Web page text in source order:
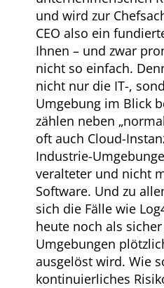
und wird zur
CEO also ein
Ihnen – und zwar
nicht so einfach.
nicht nur die IT-,
Umgebung im Blick
zählen neben
oft auch Cloud-
Industrie-
veralteter und nicht
Software. Und zu
sich die Fälle wie
heute noch als
Umgebungen
ausgelöst wird. Wie
kontinuierliches